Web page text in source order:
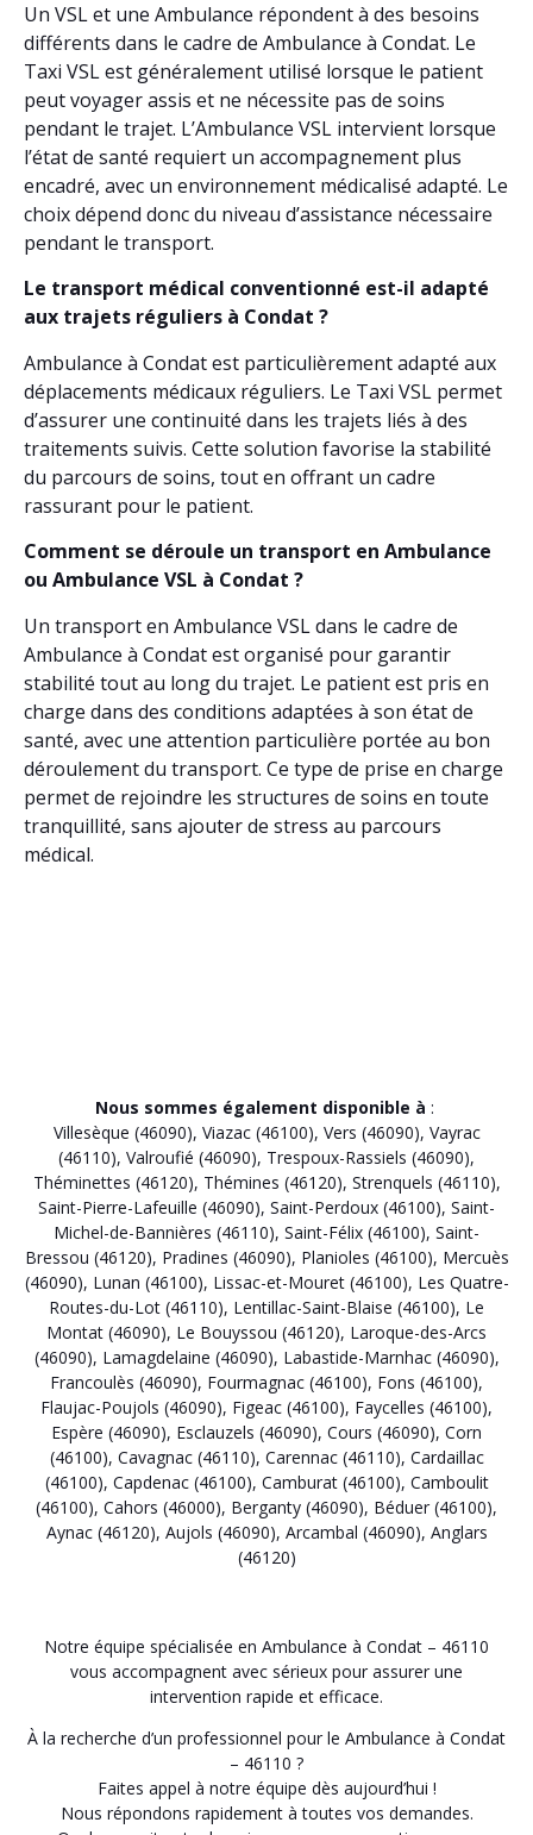
Un VSL et une Ambulance répondent à des besoins
différents dans le cadre de Ambulance à Condat. Le
Taxi VSL est généralement utilisé lorsque le patient
peut voyager assis et ne nécessite pas de soins
pendant le trajet. L’Ambulance VSL intervient lorsque
l’état de santé requiert un accompagnement plus
encadré, avec un environnement médicalisé adapté. Le
choix dépend donc du niveau d’assistance nécessaire
pendant le transport.
Le transport médical conventionné est-il adapté
aux trajets réguliers à Condat ?
Ambulance à Condat est particulièrement adapté aux
déplacements médicaux réguliers. Le Taxi VSL permet
d’assurer une continuité dans les trajets liés à des
traitements suivis. Cette solution favorise la stabilité
du parcours de soins, tout en offrant un cadre
rassurant pour le patient.
Comment se déroule un transport en Ambulance
ou Ambulance VSL à Condat ?
Un transport en Ambulance VSL dans le cadre de
Ambulance à Condat est organisé pour garantir
stabilité tout au long du trajet. Le patient est pris en
charge dans des conditions adaptées à son état de
santé, avec une attention particulière portée au bon
déroulement du transport. Ce type de prise en charge
permet de rejoindre les structures de soins en toute
tranquillité, sans ajouter de stress au parcours
médical.
Nous sommes également disponible à :
Villesèque (46090), Viazac (46100), Vers (46090), Vayrac
(46110), Valroufié (46090), Trespoux-Rassiels (46090),
Théminettes (46120), Thémines (46120), Strenquels (46110),
Saint-Pierre-Lafeuille (46090), Saint-Perdoux (46100), Saint-
Michel-de-Bannières (46110), Saint-Félix (46100), Saint-
Bressou (46120), Pradines (46090), Planioles (46100), Mercuès
(46090), Lunan (46100), Lissac-et-Mouret (46100), Les Quatre-
Routes-du-Lot (46110), Lentillac-Saint-Blaise (46100), Le
Montat (46090), Le Bouyssou (46120), Laroque-des-Arcs
(46090), Lamagdelaine (46090), Labastide-Marnhac (46090),
Francoulès (46090), Fourmagnac (46100), Fons (46100),
Flaujac-Poujols (46090), Figeac (46100), Faycelles (46100),
Espère (46090), Esclauzels (46090), Cours (46090), Corn
(46100), Cavagnac (46110), Carennac (46110), Cardaillac
(46100), Capdenac (46100), Camburat (46100), Camboulit
(46100), Cahors (46000), Berganty (46090), Béduer (46100),
Aynac (46120), Aujols (46090), Arcambal (46090), Anglars
(46120)
Notre équipe spécialisée en Ambulance à Condat – 46110
vous accompagnent avec sérieux pour assurer une
intervention rapide et efficace.
À la recherche d’un professionnel pour le Ambulance à Condat
– 46110 ?
Faites appel à notre équipe dès aujourd’hui !
Nous répondons rapidement à toutes vos demandes.